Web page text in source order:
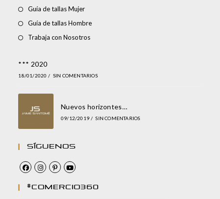
Guía de tallas Mujer
Guía de tallas Hombre
Trabaja con Nosotros
*** 2020
18/01/2020 / SIN COMENTARIOS
Nuevos horizontes…
09/12/2019 / SIN COMENTARIOS
Síguenos
#comercio360